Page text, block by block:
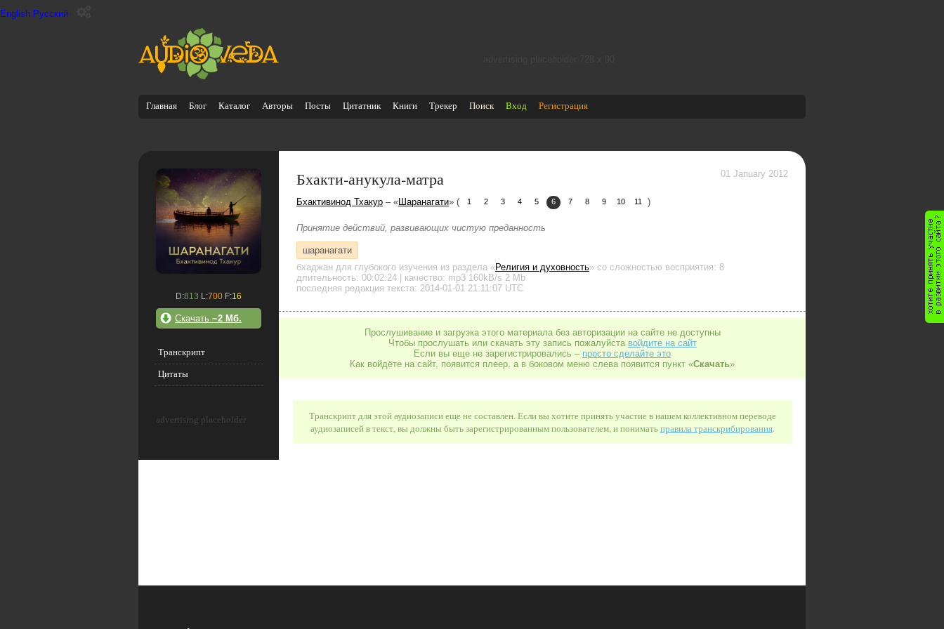
English Русский
Главная Блог Каталог Авторы Посты Цитатник Книги Трекер Поиск Вход Регистрация
D:813 L:700 F:16
Скачать ~2 Мб.
Транскрипт
Цитаты
advertising placeholder
Бхакти-анукула-матра 01 January 2012
Бхактивинод Тхакур – « Шаранагати» ( 1 2 3 4 5 6 7 8 9 10 11 )
Принятие действий, развивающих чистую преданность
шаранагати
бхаджан для глубокого изучения из раздела «Религия и духовность» со сложностью восприятия: 8
длительность: 00:02:24 | качество: mp3 160kB/s 2 Mb
последняя редакция текста: 2014-01-01 21:11:07 UTC
Прослушивание и загрузка этого материала без авторизации на сайте не доступны
Чтобы прослушать или скачать эту запись пожалуйста войдите на сайт
Если вы еще не зарегистрировались – просто сделайте это
Как войдёте на сайт, появится плеер, а в боковом меню слева появится пункт «Скачать»
Транскрипт для этой аудиозаписи еще не составлен. Если вы хотите принять участие в нашем коллективном переводе
аудиозаписей в текст, вы должны быть зарегистрированным пользователем, и пониматьправила транскрибирования.